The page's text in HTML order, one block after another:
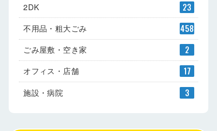
2DK 23
不用品・粗大ごみ 458
ごみ屋敷・空き家 2
オフィス・店舗 17
施設・病院 3